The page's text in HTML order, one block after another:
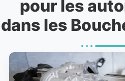
pour les
dans les